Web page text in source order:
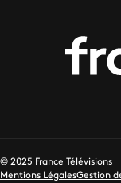
© 2025 France Télévisions
Mentions LégalesGestion